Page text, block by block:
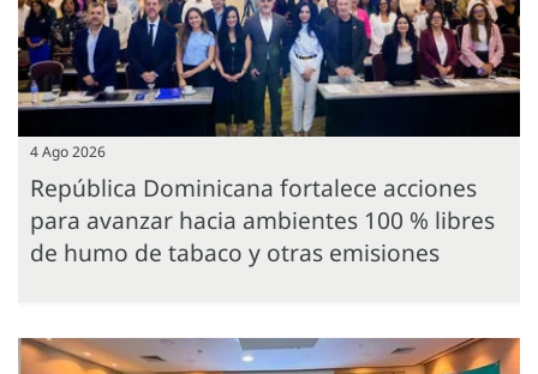
4 Ago 2026
República Dominicana fortalece acciones
para avanzar hacia ambientes 100 % libres
de humo de tabaco y otras emisiones